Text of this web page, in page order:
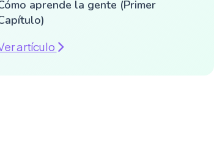
aprende la gente (Primer
artículo